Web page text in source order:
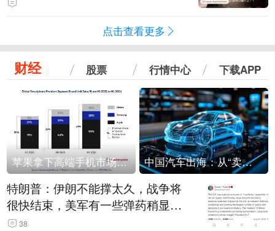
点击查看更多
财经 股票 行情中心 下载APP
苹果拿下高端手机市场65%的份额：iPhone 17系列功不可没 中国汽车出海：从“卖出去”到“走进去”
特朗普：伊朗不能撑太久，战争将
很快结束，美军有一些弹药稍显紧
张！伊朗公布拟议的海峡管理文本
38